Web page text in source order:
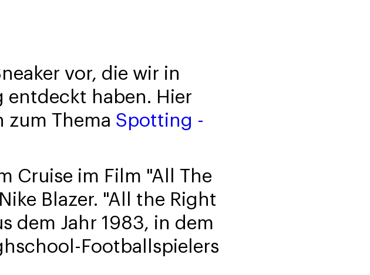
vor, die wir in
entdeckt haben. Hier
zum Thema Spotting -
Cruise im Film "All The
Blazer. "All the Right
dem Jahr 1983, in dem
Footballspielers